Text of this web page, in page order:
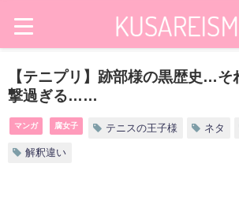
【テニプリ】跡部様の黒歴史…そ
撃過ぎる……
マンガ 腐女子 テニスの王子様 ネタ
解釈違い